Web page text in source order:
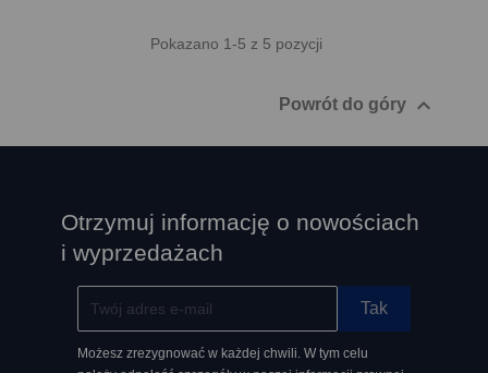
Pokazano 1-5 z 5 pozycji
Powrót do góry 
Otrzymuj informację o nowościach
i wyprzedażach
Możesz zrezygnować w każdej chwili. W tym celu